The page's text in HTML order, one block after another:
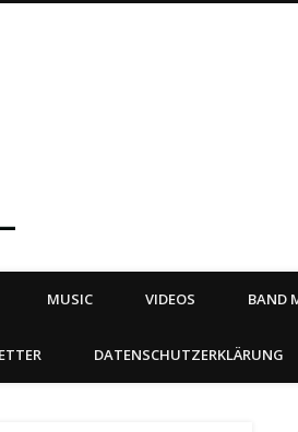
Steeltown Records
MUSIC VIDEOS BAND
DATENSCHUTZERKLÄRUNG